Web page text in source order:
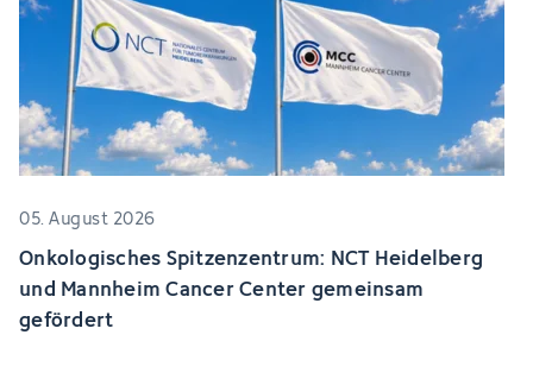
05. August 2026
Onkologisches Spitzenzentrum: NCT Heidelberg
und Mannheim Cancer Center gemeinsam
gefördert